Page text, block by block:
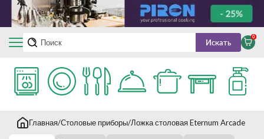
Искать
0
Главная Столовые приборы Ложка столовая Eternum Arcade